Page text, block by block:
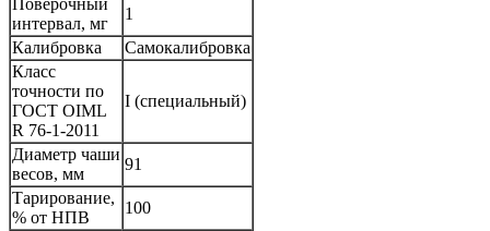
Поверочный
интервал, мг
1
Калибровка
Самокалибровка
Класс
точности по
ГОСТ OIML
R 76-1-2011
I (специальный)
Диаметр чаши
весов, мм
91
Тарирование,
% от НПВ
100